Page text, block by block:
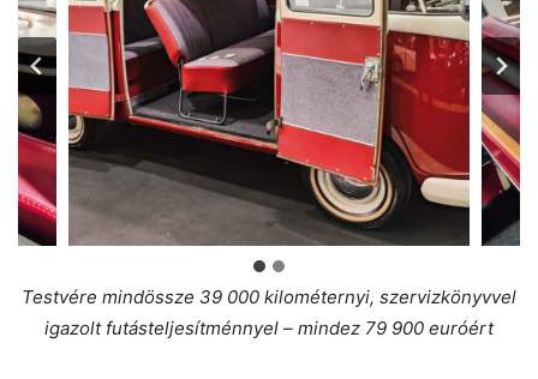
Testvére mindössze 39 000 kilométernyi, szervizkönyvvel
igazolt futásteljesítménnyel – mindez 79 900 euróért